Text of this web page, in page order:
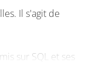
Il s'agit de
sur SQL et ses